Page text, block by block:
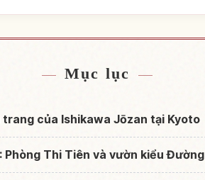
Mục lục
của Ishikawa Jōzan tại Kyoto
Thi Tiên và vườn kiểu Đường